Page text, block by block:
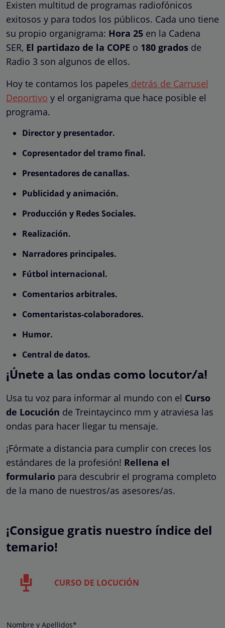
Existen multitud de programas radiofónicos
exitosos y para todos los públicos. Cada uno tiene
su propio organigrama: Hora 25 en la Cadena
SER, El partidazo de la COPE o 180 grados de
Radio 3 son algunos de ellos.
Hoy te contamos los papeles detrás de Carrusel
Deportivo y el organigrama que hace posible el
programa.
Director y presentador.
Copresentador del tramo final.
Presentadores de canallas.
Publicidad y animación.
Producción y Redes Sociales.
Realización.
Narradores principales.
Fútbol internacional.
Comentarios arbitrales.
Comentaristas-colaboradores.
Humor.
Central de datos.
¡Únete a las ondas como locutor/a!
Usa tu voz para informar al mundo con el Curso
de Locución de Treintaycinco mm y atraviesa las
ondas para hacer llegar tu mensaje.
¡Fórmate a distancia para cumplir con creces los
estándares de la profesión! Rellena el
formulario para descubrir el programa completo
de la mano de nuestros/as asesores/as.
¡Consigue gratis nuestro índice del
temario!
CURSO DE LOCUCIÓN
Nombre y Apellidos*